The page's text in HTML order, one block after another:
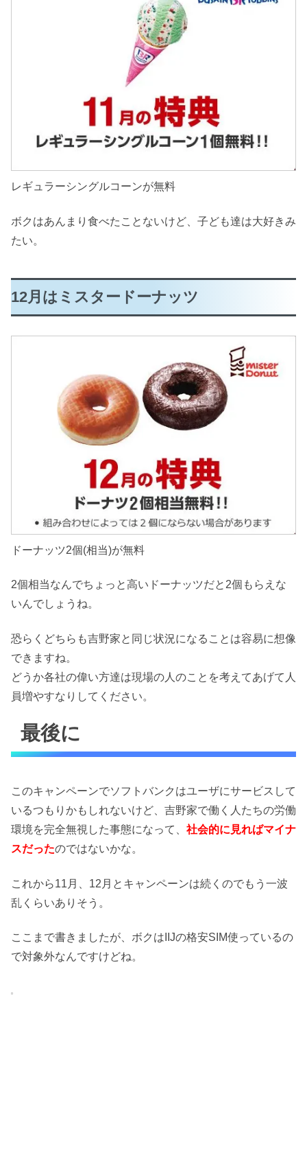
レギュラーシングルコーンが無料
ボクはあんまり食べたことないけど、子ども達は大好きみ
たい。
12月はミスタードーナッツ
ドーナッツ2個(相当)が無料
2個相当なんでちょっと高いドーナッツだと2個もらえな
いんでしょうね。
恐らくどちらも吉野家と同じ状況になることは容易に想像
できますね。
どうか各社の偉い方達は現場の人のことを考えてあげて人
員増やすなりしてください。
最後に
このキャンペーンでソフトバンクはユーザにサービスして
いるつもりかもしれないけど、吉野家で働く人たちの労働
環境を完全無視した事態になって、 社会的に見ればマイナ
スだったのではないかな。
これから11月、12月とキャンペーンは続くのでもう一波
乱くらいありそう。
ここまで書きましたが、ボクはIIJの格安SIM使っているの
で対象外なんですけどね。